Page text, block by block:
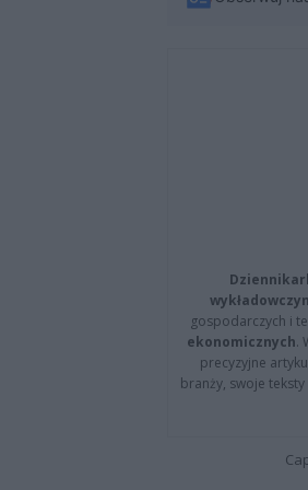
gospodarczych i
ekonomicznych.
precyzyjne
branży, swoje